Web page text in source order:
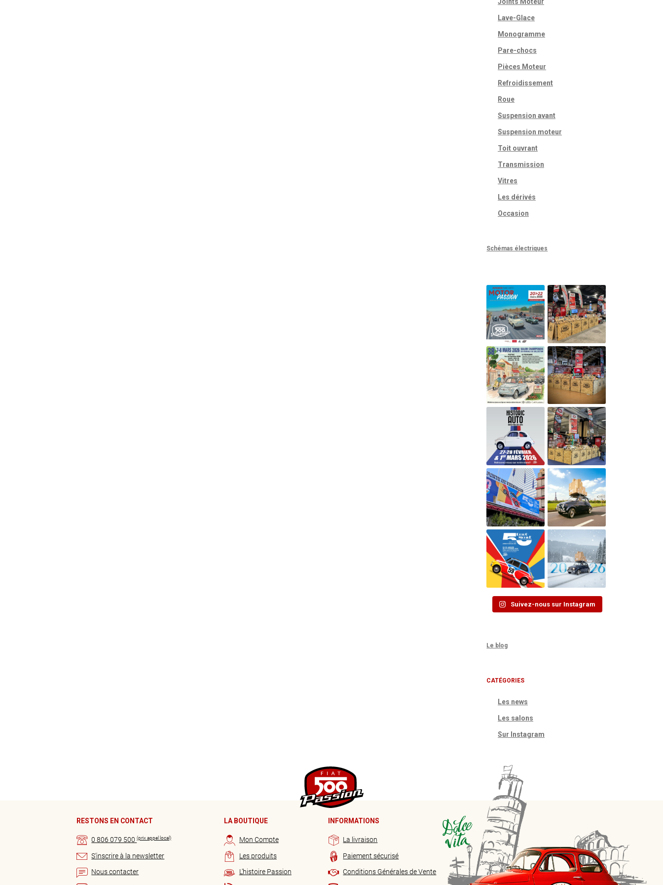
Lave-Glace
Monogramme
Pare-chocs
Pièces Moteur
Refroidissement
Roue
Suspension avant
Suspension moteur
Toit ouvrant
Transmission
Vitres
Les dérivés
Occasion
Schémas électriques
Suivez-nous sur Instagram
Le blog
CATÉGORIES
Les news
Les salons
Sur Instagram
RESTONS EN CONTACT
0 806 079 500(prix appel local)
S’inscrire à la newsletter
Nous contacter
LA BOUTIQUE
Mon Compte
Les produits
L’histoire Passion
INFORMATIONS
La livraison
Paiement sécurisé
Conditions Générales de Vente